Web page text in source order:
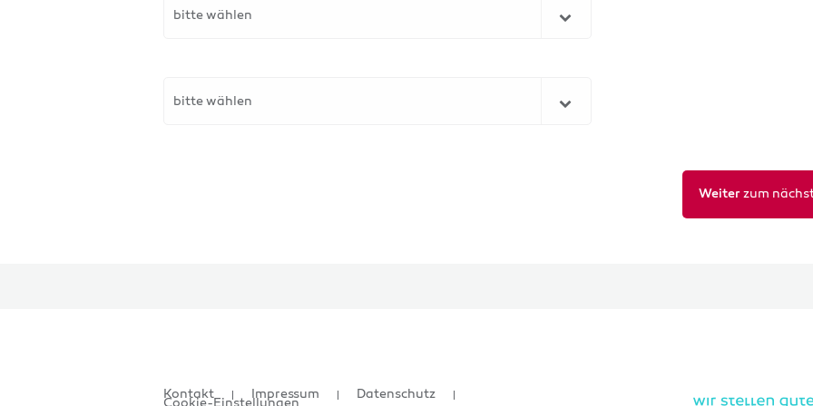
bitte wählen
bitte wählen
Weiter zum
Kontakt Impressum Datenschutz